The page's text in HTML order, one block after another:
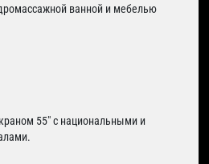
ванной и мебелью
55" с национальными и